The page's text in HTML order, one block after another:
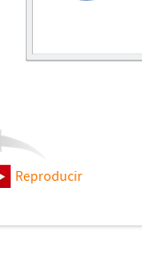
Reproducir